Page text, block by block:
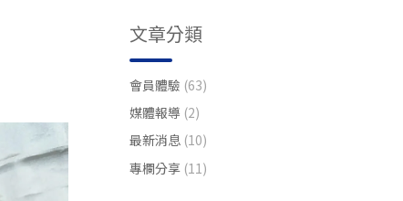
文章分類
會員體驗 (63)
媒體報導 (2)
最新消息 (10)
專欄分享 (11)